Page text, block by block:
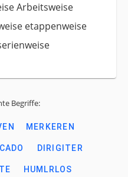
Arbeitsweise
etappenweise
Begriffe:
MERKEREN
CADO DIRIGITER
HUMLRLOS